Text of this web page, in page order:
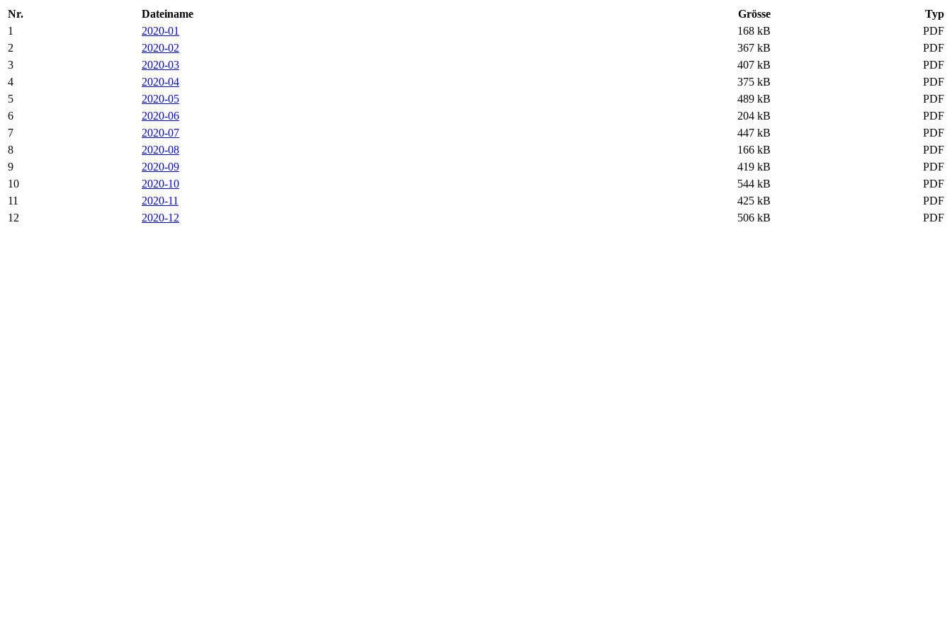
Nr. Dateiname Grösse
Typ
1
2020-01 168 kB
PDF
2
2020-02 367 kB
PDF
3
2020-03 407 kB
PDF
4
2020-04 375 kB
PDF
5
2020-05 489 kB
PDF
6
2020-06 204 kB
PDF
7
2020-07 447 kB
PDF
8
2020-08 166 kB
PDF
9
2020-09 419 kB
PDF
10
2020-10 544 kB
PDF
11
2020-11 425 kB
PDF
12
2020-12 506 kB PDF